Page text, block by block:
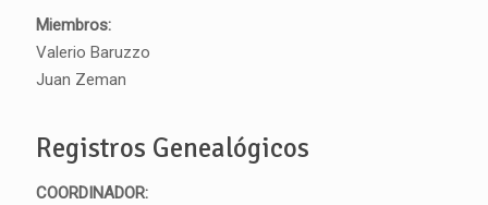
Miembros:
Valerio Baruzzo
Juan Zeman
Registros Genealógicos
COORDINADOR: